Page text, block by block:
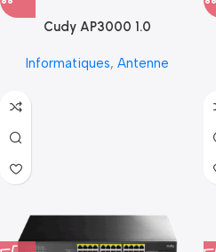
Cudy AP3000 1.0
Informatiques, Antenne